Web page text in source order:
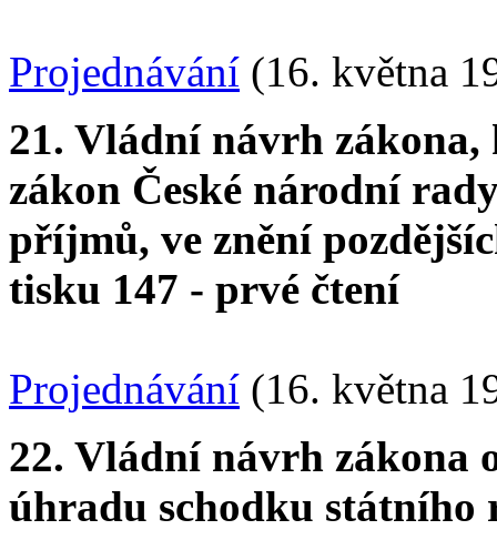
Projednávání (16. května
21. Vládní návrh
zákon České národní
příjmů, ve znění
tisku 147 - prvé čtení
Projednávání (16. května
22. Vládní návrh zákona
úhradu schodku státního